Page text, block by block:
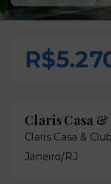
Claris Casa &
Claris Casa &
Janeiro/RJ